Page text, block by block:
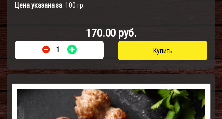
Цена указана за: 100 гр.
170.00 руб.
Купить